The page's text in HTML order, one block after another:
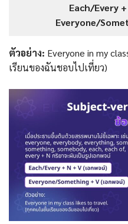
Each/Every
Everyone/
ตัวอย่าง: Everyone in my
เรียนของฉันชอบไปเที่ยว)